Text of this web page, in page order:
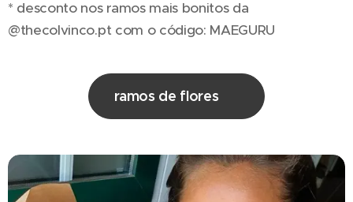
* desconto nos ramos mais bonitos da
@thecolvinco.pt com o código: MAEGURU
ramos de flores 💐